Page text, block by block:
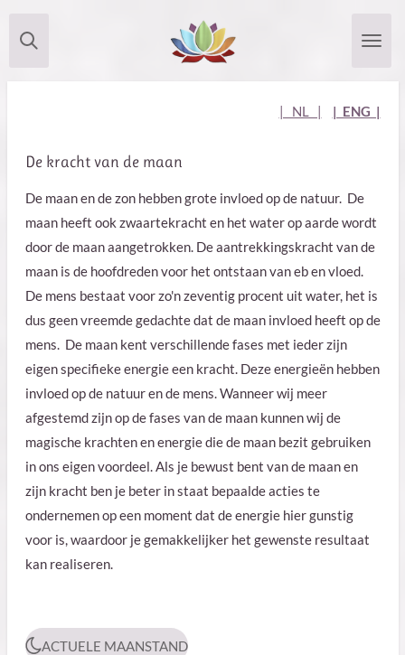
direct
| NL | | ENG |
De kracht van de maan
De maan en de zon hebben grote invloed op de natuur. De
maan heeft ook zwaartekracht en het water op aarde wordt
door de maan aangetrokken. De aantrekkingskracht van de
maan is de hoofdreden voor het ontstaan van eb en vloed.
De mens bestaat voor zo'n zeventig procent uit water, het is
dus geen vreemde gedachte dat de maan invloed heeft op de
mens. De maan kent verschillende fases met ieder zijn
eigen specifieke energie een kracht. Deze energieën hebben
invloed op de natuur en de mens. Wanneer wij meer
afgestemd zijn op de fases van de maan kunnen wij de
magische krachten en energie die de maan bezit gebruiken
in ons eigen voordeel. Als je bewust bent van de maan en
zijn kracht ben je beter in staat bepaalde acties te
ondernemen op een moment dat de energie hier gunstig
voor is, waardoor je gemakkelijker het gewenste resultaat
kan realiseren.
ACTUELE MAANSTAND